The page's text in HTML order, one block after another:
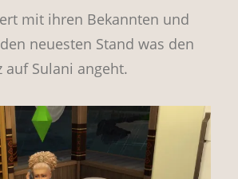
mit ihren Bekannten und
neuesten Stand was den
auf Sulani angeht.